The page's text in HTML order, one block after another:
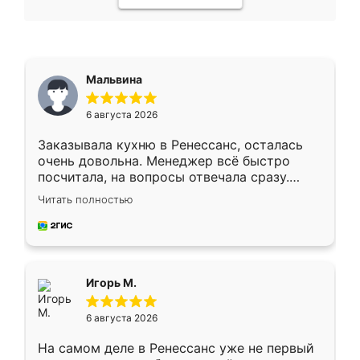
Мальвина
6 августа 2026
Заказывала кухню в Ренессанс, осталась
очень довольна. Менеджер всё быстро
посчитала, на вопросы отвечала сразу.
Замерщик приехал в субботу, подошёл к
делу со всей ответственностью. Собрали
за день, ребята работали аккуратно, даже
Читать полностью
Игорь М.
6 августа 2026
На самом деле в Ренессанс уже не первый